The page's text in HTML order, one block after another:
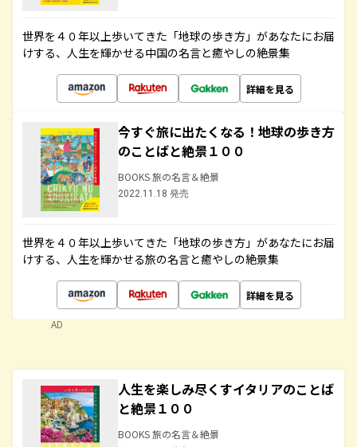
世界を４０年以上歩いてきた「地球の歩き方」があなたにお届
けする、人生を輝かせる中国の名言と癒やしの絶景集
詳細を見る
今すぐ旅に出たくなる！地球の歩き方
のことばと絶景１００
BOOKS 旅の名言＆絶景
2022.11.18 発売
世界を４０年以上歩いてきた「地球の歩き方」があなたにお届
けする、人生を輝かせる旅の名言と癒やしの絶景集
詳細を見る
AD
人生を楽しみ尽くすイタリアのことば
と絶景１００
BOOKS 旅の名言＆絶景